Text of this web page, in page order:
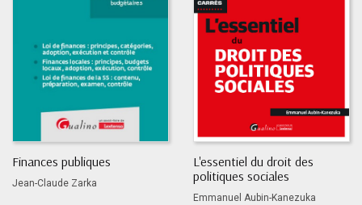
Finances publiques
Jean-Claude Zarka
L'essentiel du droit des
politiques sociales
Emmanuel Aubin-Kanezuka